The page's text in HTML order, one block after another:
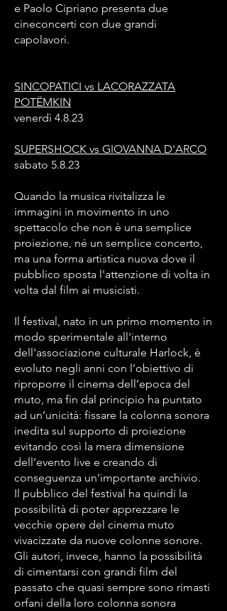
e Paolo Cipriano presenta due
cineconcerti con due grandi
capolavori.
SINCOPATICI vs LACORAZZATA
POTËMKIN
venerdì 4.8.23
SUPERSHOCK vs GIOVANNA D'ARCO
sabato 5.8.23
Quando la musica rivitalizza le
immagini in movimento in uno
spettacolo che non è una semplice
proiezione, né un semplice concerto,
ma una forma artistica nuova dove il
pubblico sposta l'attenzione di volta in
volta dal film ai musicisti.
Il festival, nato in un primo momento in
modo sperimentale all'interno
dell'associazione culturale Harlock, è
evoluto negli anni con l’obiettivo di
riproporre il cinema dell’epoca del
muto, ma fin dal principio ha puntato
ad un’unicità: fissare la colonna sonora
inedita sul supporto di proiezione
evitando così la mera dimensione
dell’evento live e creando di
conseguenza un’importante archivio.
Il pubblico del festival ha quindi la
possibilità di poter apprezzare le
vecchie opere del cinema muto
vivacizzate da nuove colonne sonore.
Gli autori, invece, hanno la possibilità
di cimentarsi con grandi film del
passato che quasi sempre sono rimasti
orfani della loro colonna sonora